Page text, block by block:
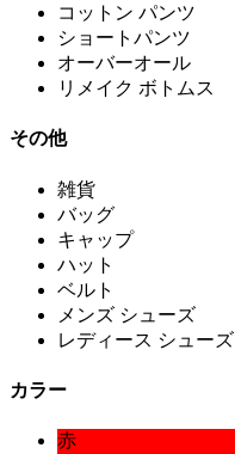
コットン パンツ
ショートパンツ
オーバーオール
リメイク ボトムス
その他
雑貨
バッグ
キャップ
ハット
ベルト
メンズ シューズ
レディース シューズ
カラー
赤